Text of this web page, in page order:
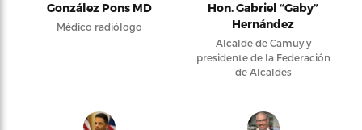
González Pons MD
Médico radiólogo
Hon. Gabriel “Gaby”
Hernández
Alcalde de Camuy y
presidente de la Federación
de Alcaldes